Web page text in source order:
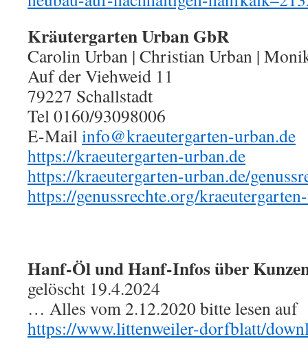
Kräutergarten Urban GbR
Carolin Urban | Christian Urban |
Auf der Viehweid 11
79227 Schallstadt
Tel 0160/93098006
E-Mailinfo@kraeutergarten-urban.de
https://kraeutergarten-urban.de
https://kraeutergarten-urban.de/
https://genussrechte.org/
Hanf-Öl und Hanf-Infos über
gelöscht 19.4.2024
… Alles vom 2.12.2020 bitte lesen auf
https://www.littenweiler-dorfblatt/